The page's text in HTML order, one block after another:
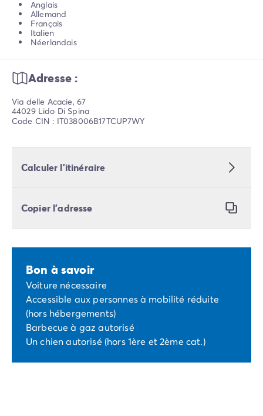
Anglais
Allemand
Français
Italien
Néerlandais
Adresse :
Via delle Acacie, 67
44029 Lido Di Spina
Code CIN : IT038006B17TCUP7WY
Calculer l’itinéraire
Copier l’adresse
Bon à savoir
Voiture nécessaire
Accessible aux personnes à mobilité réduite
(hors hébergements)
Barbecue à gaz autorisé
Un chien autorisé (hors 1ère et 2ème cat.)